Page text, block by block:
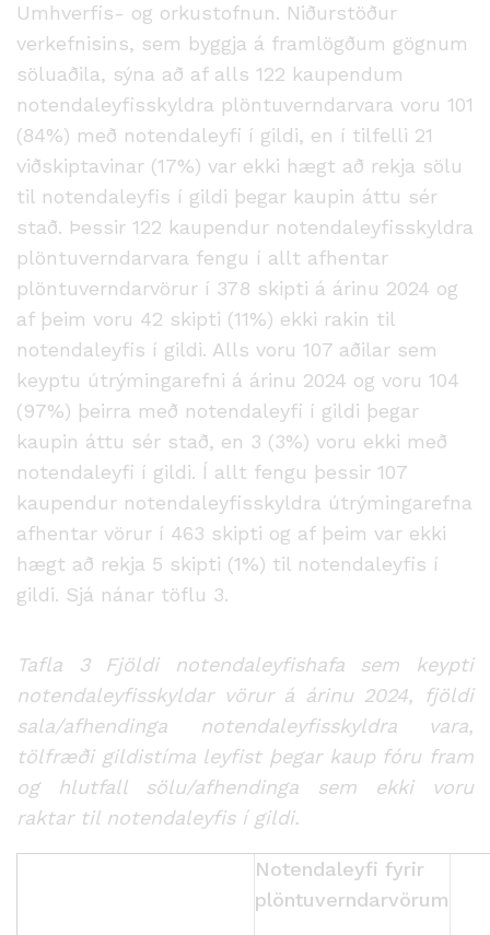
Umhverfis- og orkustofnun. Niðurstöður
verkefnisins, sem byggja á framlögðum gögnum
söluaðila, sýna að af alls 122 kaupendum
notendaleyfisskyldra plöntuverndarvara voru 101
(84%) með notendaleyfi í gildi, en í tilfelli 21
viðskiptavinar (17%) var ekki hægt að rekja sölu
til notendaleyfis í gildi þegar kaupin áttu sér
stað. Þessir 122 kaupendur notendaleyfisskyldra
plöntuverndarvara fengu í allt afhentar
plöntuverndarvörur í 378 skipti á árinu 2024 og
af þeim voru 42 skipti (11%) ekki rakin til
notendaleyfis í gildi. Alls voru 107 aðilar sem
keyptu útrýmingarefni á árinu 2024 og voru 104
(97%) þeirra með notendaleyfi í gildi þegar
kaupin áttu sér stað, en 3 (3%) voru ekki með
notendaleyfi í gildi. Í allt fengu þessir 107
kaupendur notendaleyfisskyldra útrýmingarefna
afhentar vörur í 463 skipti og af þeim var ekki
hægt að rekja 5 skipti (1%) til notendaleyfis í
gildi. Sjá nánar töflu 3.
Tafla 3 Fjöldi notendaleyfishafa sem keypti
notendaleyfisskyldar vörur á árinu 2024, fjöldi
sala/afhendinga notendaleyfisskyldra vara,
tölfræði gildistíma leyfist þegar kaup fóru fram
og hlutfall sölu/afhendinga sem ekki voru
raktar til notendaleyfis í gildi.
Notendaleyfi fyrir
plöntuverndarvörum